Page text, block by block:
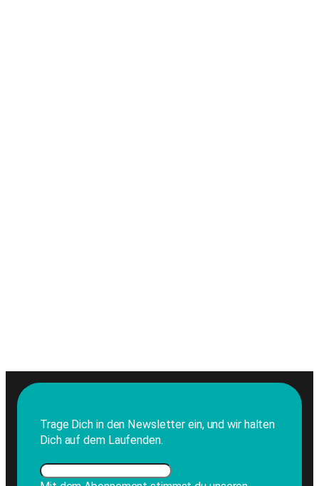
Trage Dich in den Newsletter ein, und wir halten
Dich auf dem Laufenden.